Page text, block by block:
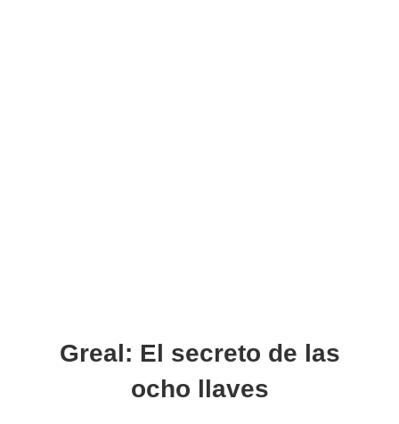
Greal: El secreto de las
ocho llaves